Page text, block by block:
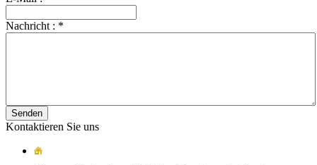
Nachricht : *
Senden
Kontaktieren Sie uns